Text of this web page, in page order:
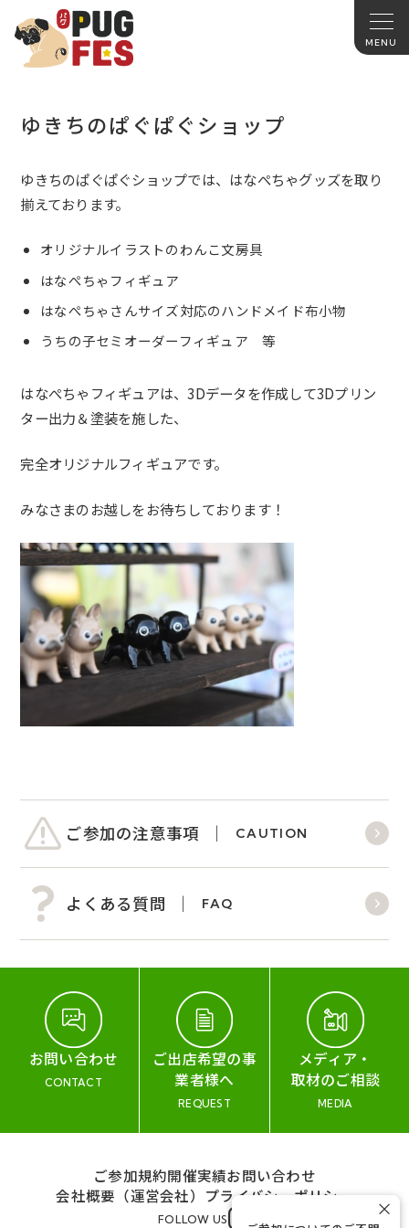
ゆきちのぱぐぱぐショップ
ゆきちのぱぐぱぐショップでは、 はなぺちゃグッズを取り
揃えております。
オリジナルイラストのわんこ文房具
はなぺちゃフィギュア
はなぺちゃさんサイズ対応のハンドメイド布小物
うちの子セミオーダーフィギュア 等
はなぺちゃフィギュアは、3Dデータを作成して3Dプリン
ター出力＆塗装を施した、
完全オリジナルフィギュアです。
みなさまのお越しをお待ちしております！
ご参加の注意事項 CAUTION
よくある質問 FAQ
お問い合わせ
CONTACT
ご出店希望の事
業者様へ
REQUEST
メディア・
取材のご相談
MEDIA
ご参加規約開催実績お問い合わせ
会社概要（運営会社） プライバシーポリシー
FOLLOW US ×